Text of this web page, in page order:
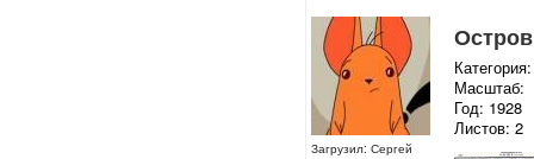
Загрузил: Сергей
Масштаб:
Год: 1928
Листов: 2